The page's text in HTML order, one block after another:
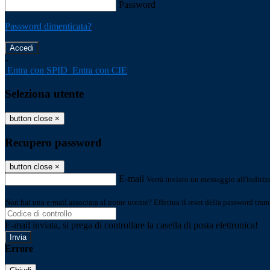
Password
Password dimenticata?
-
Entra con SPID Entra con CIE
Seleziona utente
button close ×
Recupero password
button close ×
E-mail Verrà inviato un messaggio
Non hai una e-mail associata al nome utente? Effettua il reset della password
E-mail inviata, si prega di controllare la casella di posta elettronica!
Errore